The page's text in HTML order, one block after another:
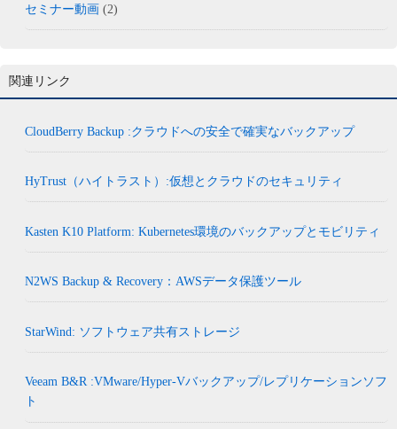
セミナー動画 (2)
関連リンク
CloudBerry Backup :クラウドへの安全で確実なバックアップ
HyTrust（ハイトラスト）:仮想とクラウドのセキュリティ
Kasten K10 Platform: Kubernetes環境のバックアップとモビリティ
N2WS Backup & Recovery：AWSデータ保護ツール
StarWind: ソフトウェア共有ストレージ
Veeam B&R :VMware/Hyper-Vバックアップ/レプリケーションソフ
ト